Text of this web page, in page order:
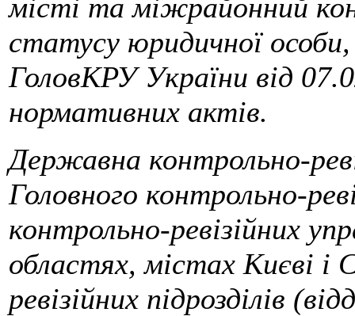
місті та міжрайонний
статусу юридичної
ГоловКРУ України від
нормативних актів.
Державна контрольно-
Головного контрольно-
контрольно-ревізійних
областях, містах Києві і
ревізійних підрозділів